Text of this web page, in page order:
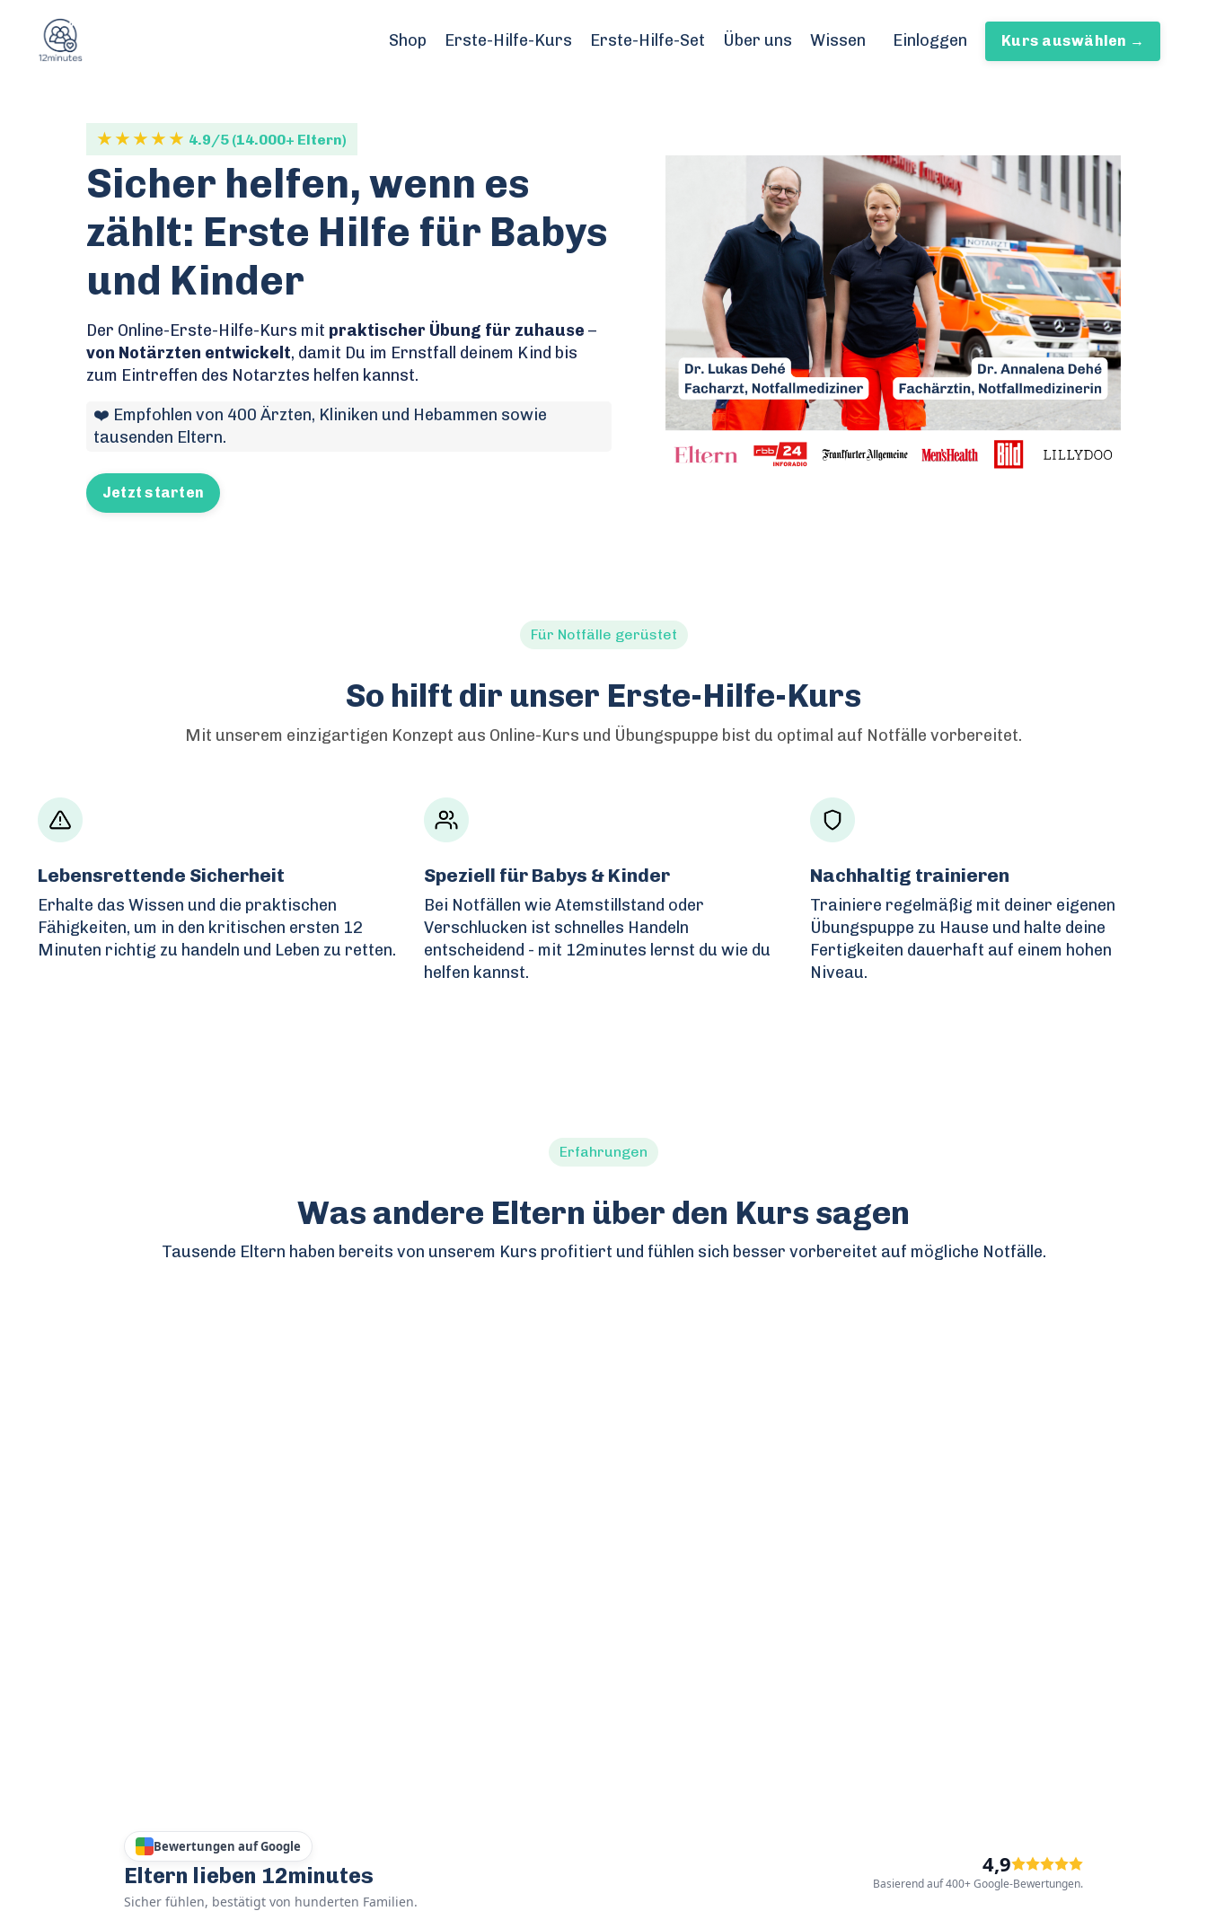
Shop Erste-Hilfe-Kurs Erste-Hilfe-Set Über uns Wissen Einloggen Kurs auswählen →
★ ★ ★ ★ ★ 4.9/5 (14.000+ Eltern)
Sicher helfen, wenn es
zählt: Erste Hilfe für Babys
und Kinder
Der Online-Erste-Hilfe-Kurs mit praktischer Übung für zuhause –
von Notärzten entwickelt, damit Du im Ernstfall deinem Kind bis
zum Eintreffen des Notarztes helfen kannst.
❤️ Empfohlen von 400 Ärzten, Kliniken und Hebammen sowie
tausenden Eltern.
Jetzt starten
Für Notfälle gerüstet
So hilft dir unser Erste-Hilfe-Kurs
Mit unserem einzigartigen Konzept aus Online-Kurs und Übungspuppe bist du optimal auf Notfälle vorbereitet.
Lebensrettende Sicherheit
Erhalte das Wissen und die praktischen
Fähigkeiten, um in den kritischen ersten 12
Minuten richtig zu handeln und Leben zu retten.
Speziell für Babys & Kinder
Bei Notfällen wie Atemstillstand oder
Verschlucken ist schnelles Handeln
entscheidend - mit 12minutes lernst du wie du
helfen kannst.
Nachhaltig trainieren
Trainiere regelmäßig mit deiner eigenen
Übungspuppe zu Hause und halte deine
Fertigkeiten dauerhaft auf einem hohen
Niveau.
Erfahrungen
Was andere Eltern über den Kurs sagen
Tausende Eltern haben bereits von unserem Kurs profitiert und fühlen sich besser vorbereitet auf mögliche Notfälle.
Bewertungen auf Google
Eltern lieben 12minutes
Sicher fühlen, bestätigt von hunderten Familien.
4,9
Basierend auf 400+ Google-Bewertungen.